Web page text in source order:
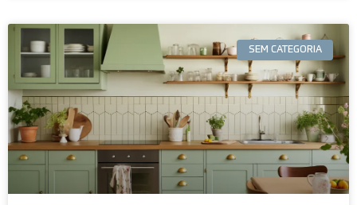
SEM CATEGORIA